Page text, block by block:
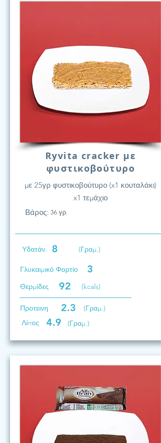
Ryvita cracker με
φυστικοβούτυρο
με 25γρ φυστικοβούτυρο (x1 κουταλάκι)
x1 τεμάχιο
Βάρος: 36 γρ.
Υδατάν. 8 (Γραμ.)
Γλυκαιμικό Φορτίο 3
Θερμίδες 92 (kcals)
Προτεινη 2.3
(Γραμ.)
Λίπος
4.9 (Γραμ.)